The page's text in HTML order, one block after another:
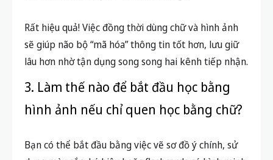
hình ảnh nếu chỉ quen học bằng chữ?
Bạn có thể bắt đầu bằng việc vẽ sơ đồ ý chính, sử
dụng màu sắc, ký hiệu hoặc flashcards có hình minh
họa. Việc thực hành sẽ giúp bạn quen và thấy hiệu
4. Có nên ép học sinh chỉ học một cách